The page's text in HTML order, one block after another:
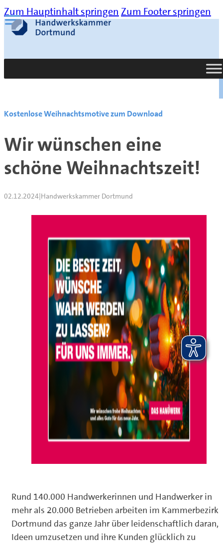
Zum Hauptinhalt springen Zum Footer springen
Suche
Kostenlose Weihnachtsmotive zum Download
Wir wünschen eine
schöne Weihnachtszeit!
02.12.2024|Handwerkskammer Dortmund
Rund 140.000 Handwerkerinnen und Handwerker in
mehr als 20.000 Betrieben arbeiten im Kammerbezirk
Dortmund das ganze Jahr über leidenschaftlich daran,
Ideen umzusetzen und ihre Kunden glücklich zu